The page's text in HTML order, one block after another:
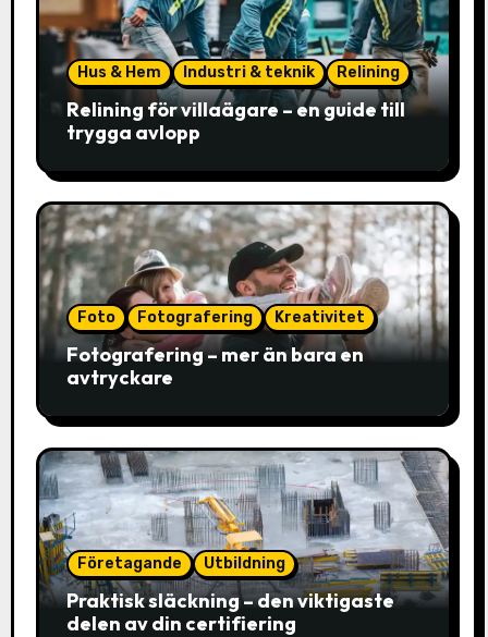
Hus & Hem Industri & teknik Relining
Relining för villaägare – en guide till
trygga avlopp
Foto Fotografering Kreativitet
Fotografering – mer än bara en
avtryckare
Företagande Utbildning
Praktisk släckning – den viktigaste
delen av din certifiering